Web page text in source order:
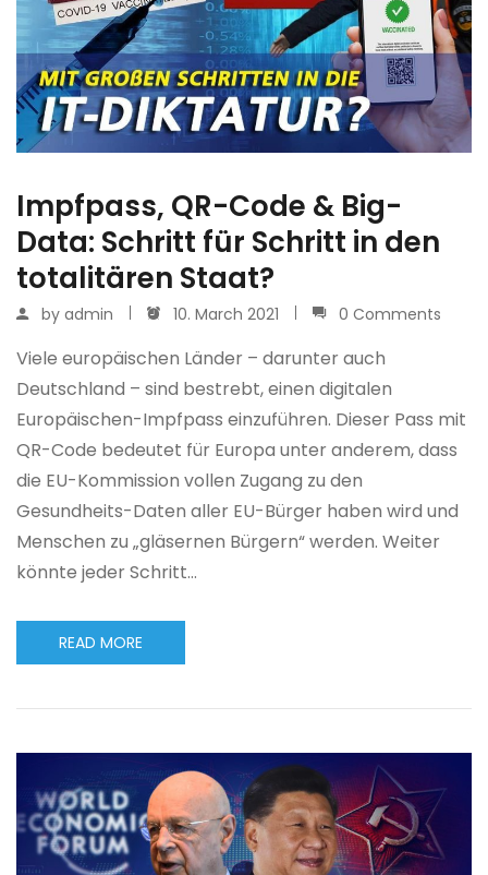
Impfpass, QR-Code & Big-
Data: Schritt für Schritt in den
totalitären Staat?
by admin 10. March 2021 0 Comments
Viele europäischen Länder – darunter auch
Deutschland – sind bestrebt, einen digitalen
Europäischen-Impfpass einzuführen. Dieser Pass mit
QR-Code bedeutet für Europa unter anderem, dass
die EU-Kommission vollen Zugang zu den
Gesundheits-Daten aller EU-Bürger haben wird und
Menschen zu „gläsernen Bürgern“ werden. Weiter
könnte jeder Schritt…
READ MORE